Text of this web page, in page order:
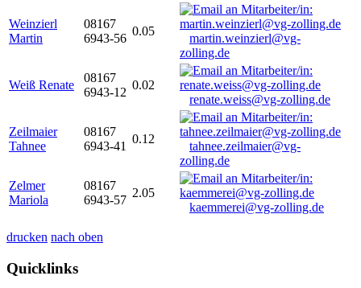
Weinzierl
Martin
08167
6943-56
0.05
martin.weinzierl@vg-
zolling.de
Weiß Renate
08167
6943-12
0.02
renate.weiss@vg-zolling.de
Zeilmaier
Tahnee
08167
6943-41
0.12
tahnee.zeilmaier@vg-
zolling.de
Zelmer
Mariola
08167
6943-57
2.05
kaemmerei@vg-zolling.de
drucken nach oben
Quicklinks